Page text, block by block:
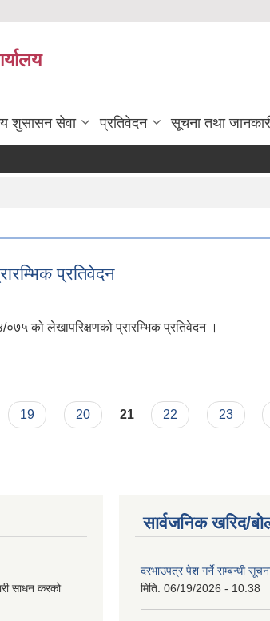
शुसासन सेवा प्रतिवेदन सूचना तथा
प्रतिवेदन
को लेखापरिक्षणको प्रारम्भिक प्रतिवेदन ।
19 20 21 22 23
साधन करको
सार्वजनिक खरिद/
दरभाउपत्र पेश गर्ने सम्बन्धी
मिति: 06/19/2026 - 10:38